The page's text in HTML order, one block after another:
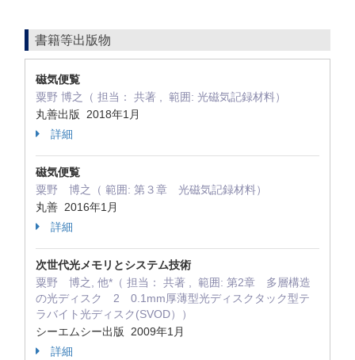
書籍等出版物
磁気便覧
粟野 博之（ 担当： 共著 , 範囲: 光磁気記録材料）
丸善出版 2018年1月
詳細
磁気便覧
粟野 博之（ 範囲: 第３章 光磁気記録材料）
丸善 2016年1月
詳細
次世代光メモリとシステム技術
粟野 博之, 他*（ 担当： 共著 , 範囲: 第2章 多層構造
の光ディスク 2 0.1mm厚薄型光ディスクタック型テ
ラバイト光ディスク(SVOD））
シーエムシー出版 2009年1月
詳細